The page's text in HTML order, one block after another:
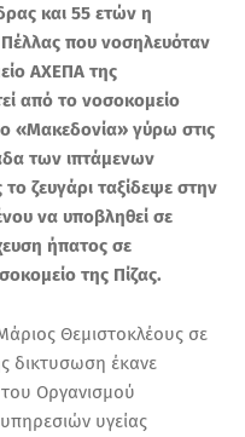
και 55 ετών η
που νοσηλευόταν
ΑΧΕΠΑ της
από το νοσοκομείο
«Μακεδονία» γύρω στις
των ιπτάμενων
ζευγάρι ταξίδεψε στην
να υποβληθεί σε
ήπατος σε
της Πίζας.
Θεμιστοκλέους σε
δικτυσωση έκανε
Οργανισμού
υγείας